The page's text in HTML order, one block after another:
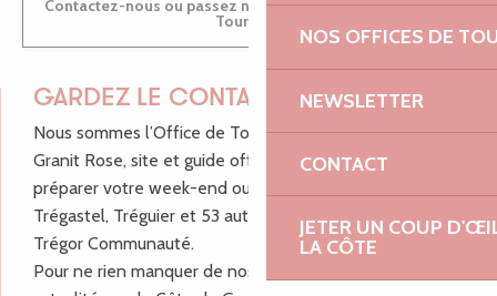
NOS OFFICES DE
NEWSLETTER
CONTACT
JETER UN COUP
LA CÔTE
Contactez-nous ou passez nous voir dans nos Offices de
Tourisme
GARDEZ LE CONTACT !
Nous sommes l’Office de Tourisme Bretagne - Côte de
Granit Rose, site et guide officiel pour vous aider à
préparer votre week-end ou vos vacances à Lannion,
Trégastel, Tréguier et 53 autres communes de Lannion-
Trégor Communauté.
Pour ne rien manquer de nos bons plans et nos